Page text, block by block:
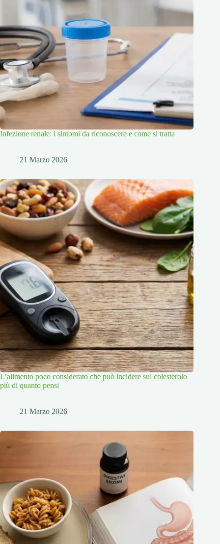
Infezione renale: i sintomi da riconoscere e come si tratta
21 Marzo 2026
L’alimento poco considerato che può incidere sul colesterolo
più di quanto pensi
21 Marzo 2026